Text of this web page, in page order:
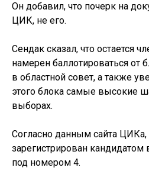
Он добавил, что почерк на
ЦИК, не его.
Сендак сказал, что остается
намерен баллотироваться
в областной совет, а также
этого блока самые высокие
выборах.
Согласно данным сайта
зарегистрирован
под номером 4.